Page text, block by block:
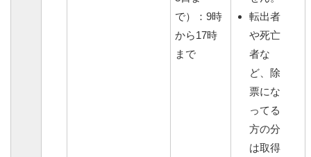
で）：9時
から17時
まで
転出者
や死亡
者な
ど、除
票にな
ってる
方の分
は取得